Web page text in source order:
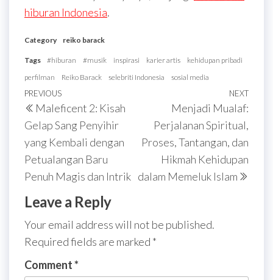
hiburan Indonesia.
Category reiko barack
Tags #hiburan #musik inspirasi karier artis
kehidupan pribadi
perfilman
Reiko Barack selebriti Indonesia sosial media
Post
navigation
Previous
Post
PREVIOUS
Maleficent 2: Kisah
Gelap Sang Penyihir
yang Kembali dengan
Petualangan Baru
Penuh Magis dan Intrik
Next
NEXT
Menjadi Mualaf:
Perjalanan Spiritual,
Proses, Tantangan, dan
Hikmah Kehidupan
dalam Memeluk Islam
Leave a Reply
Your email address will not be published.
Required fields are marked *
Comment*